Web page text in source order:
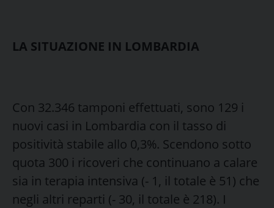
LA SITUAZIONE IN LOMBARDIA
Con 32.346 tamponi effettuati, sono 129 i
nuovi casi in Lombardia con il tasso di
positività stabile allo 0,3%. Scendono sotto
quota 300 i ricoveri che continuano a calare
sia in terapia intensiva (- 1, il totale è 51) che
negli altri reparti (- 30, il totale è 218). I